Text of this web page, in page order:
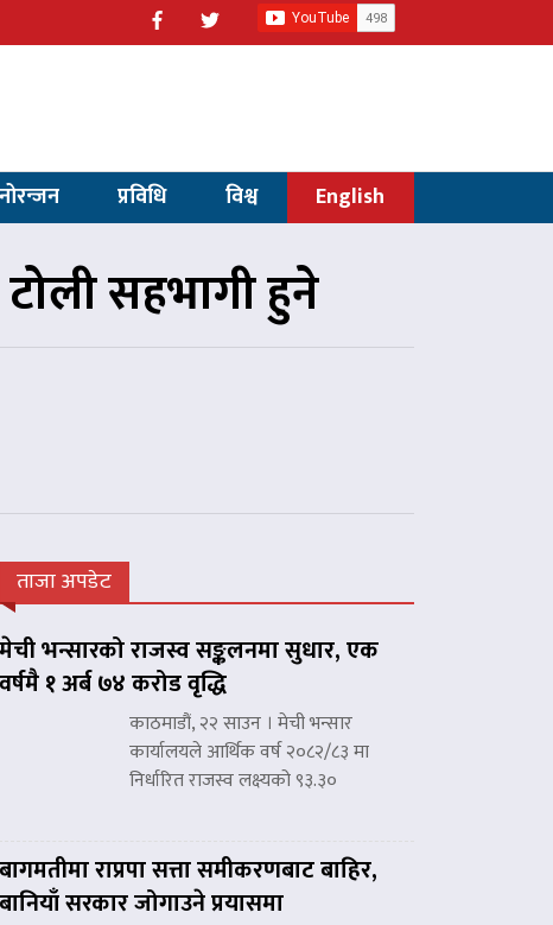
प्रविधि विश्व English
सहभागी हुने
ताजा अपडेट
मेची भन्सारको राजस्व सङ्कलनमा सुधार, एक
वर्षमै १ अर्ब ७४ करोड वृद्धि
काठमाडौं, २२ साउन । मेची भन्सार
कार्यालयले आर्थिक वर्ष २०८२/८३ मा
निर्धारित राजस्व लक्ष्यको ९३.३०
बागमतीमा राप्रपा सत्ता समीकरणबाट बाहिर,
बानियाँ सरकार जोगाउने प्रयासमा